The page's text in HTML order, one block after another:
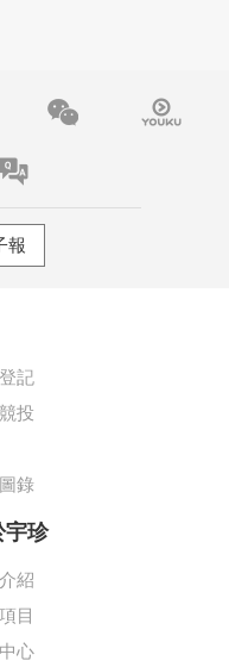
報
記
投
錄
宇珍
紹
目
心